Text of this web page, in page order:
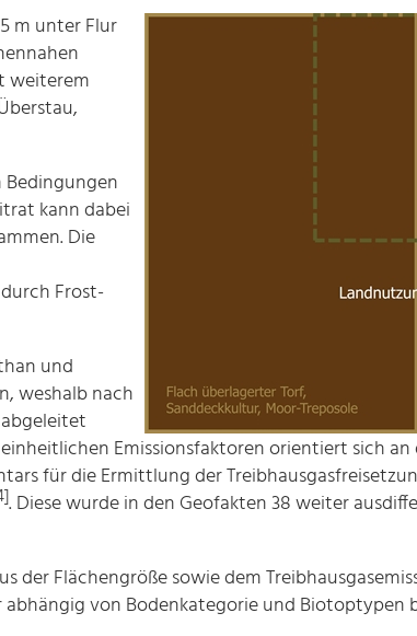
m unter Flur
weiterem
kann dabei
Die
Frost-
und
weshalb nach
Emissionsfaktoren orientiert sich
für die Ermittlung der
. Diese wurde in den Geofakten 38 weiter
der Flächengröße sowie dem
abhängig von Bodenkategorie und